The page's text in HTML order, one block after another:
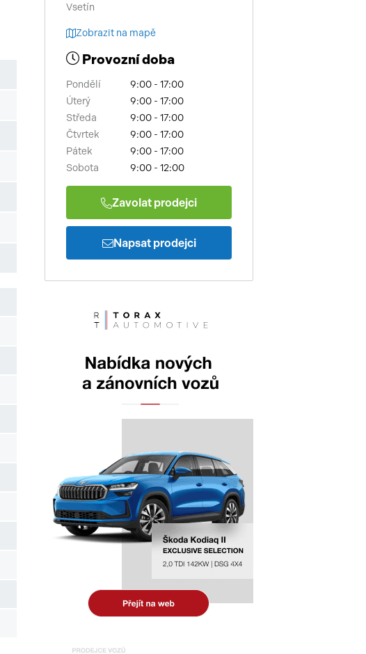
Vsetín
Zobrazit na mapě
Provozní doba
Pondělí
9:00 - 17:00
Úterý
9:00 - 17:00
Středa
9:00 - 17:00
Čtvrtek
9:00 - 17:00
Pátek
9:00 - 17:00
Sobota
9:00 - 12:00
Zavolat prodejci
Napsat prodejci